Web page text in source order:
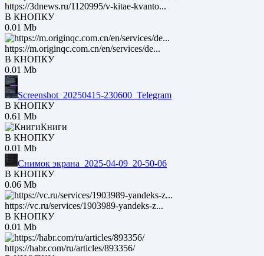
https://3dnews.ru/1120995/v-kitae-kvanto...
В КНОПКУ
0.01 Mb
https://m.originqc.com.cn/en/services/de...
В КНОПКУ
0.01 Mb
Screenshot_20250415-230600_Telegram
В КНОПКУ
0.61 Mb
Книги
В КНОПКУ
0.01 Mb
Снимок экрана_2025-04-09_20-50-06
В КНОПКУ
0.06 Mb
https://vc.ru/services/1903989-yandeks-z...
В КНОПКУ
0.01 Mb
https://habr.com/ru/articles/893356/